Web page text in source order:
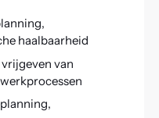
haalbaarheid
van